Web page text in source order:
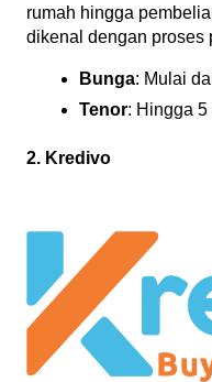
rumah hingga
dikenal dengan proses
Bunga: Mulai
Tenor: Hingga 5
2. Kredivo